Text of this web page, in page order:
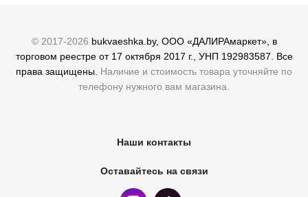
© 2017-2026 bukvaeshka.by, ООО «ДАЛИРАмаркет», в
торговом реестре от 17 октября 2017 г., УНП 192983587. Все
права защищены. Наличие и стоимость товара уточняйте по
телефону нужного вам магазина.
Наши контакты
Оставайтесь на связи